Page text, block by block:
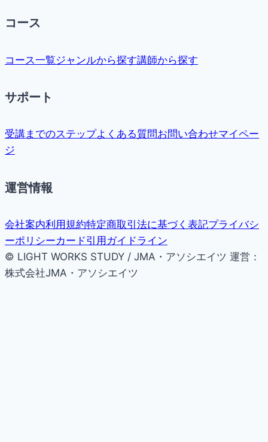
コース
コース一覧ジャンルから探す講師から探す
サポート
受講までのステップよくある質問お問い合わせマイペー
ジ
運営情報
会社案内利用規約特定商取引法に基づく表記プライバシ
ーポリシーカード引用ガイドライン
© LIGHT WORKS STUDY / JMA・アソシエイツ 運営：
株式会社JMA・アソシエイツ